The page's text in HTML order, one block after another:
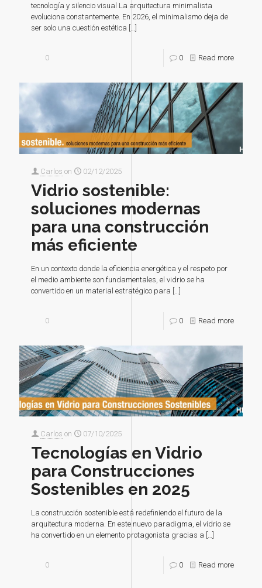
tecnología y silencio visual La arquitectura minimalista
evoluciona constantemente. En 2026, el minimalismo deja de
ser solo una cuestión estética […]
0 0 Read more
Carlos on 02/12/2025
Vidrio sostenible:
soluciones modernas
para una construcción
más eficiente
En un contexto donde la eficiencia energética y el respeto por
el medio ambiente son fundamentales, el vidrio se ha
convertido en un material estratégico para
0 0 Read more
Carlos on 07/10/2025
Tecnologías en Vidrio
para Construcciones
Sostenibles en 2025
La construcción sostenible está redefiniendo el futuro de la
arquitectura moderna. En este nuevo paradigma, el vidrio se
ha convertido en un elemento protagonista gracias a […]
0 0 Read more